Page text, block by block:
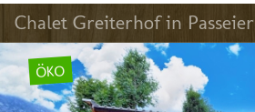
Chalet Greiterhof in Passeier
ÖKO